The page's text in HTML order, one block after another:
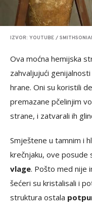
IZVOR: YOUTUBE /
Ova moćna hemijska
zahvaljujući
hrane. Oni su koristili
premazane pčelinjim
strane, i zatvarali ih
Smještene u tamnim i
krečnjaku, ove posude
vlage. Pošto med nije
šećeri su kristalisali i
struktura ostala